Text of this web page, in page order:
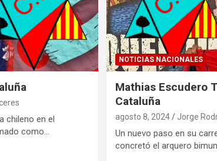
chileno en el
como…
NOTICIAS NACIONALES
Mathias Escudero
Cataluña
agosto 8, 2024 Jorge
Un nuevo paso en su
concretó el arquero